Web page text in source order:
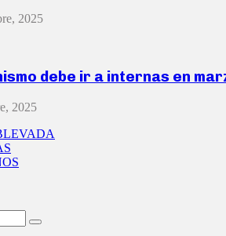
2025
debe ir a internas en
2025
Search